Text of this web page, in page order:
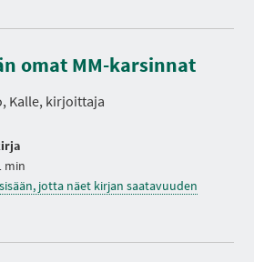
omat MM-karsinnat
Kalle, kirjoittaja
min
jotta näet kirjan saatavuuden